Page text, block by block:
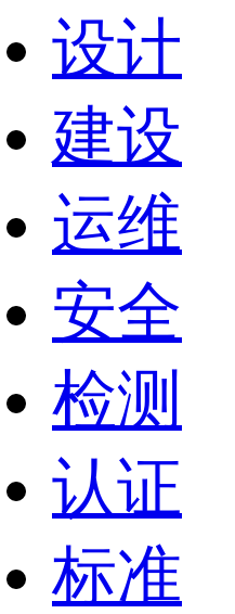
设计
建设
运维
安全
检测
认证
标准